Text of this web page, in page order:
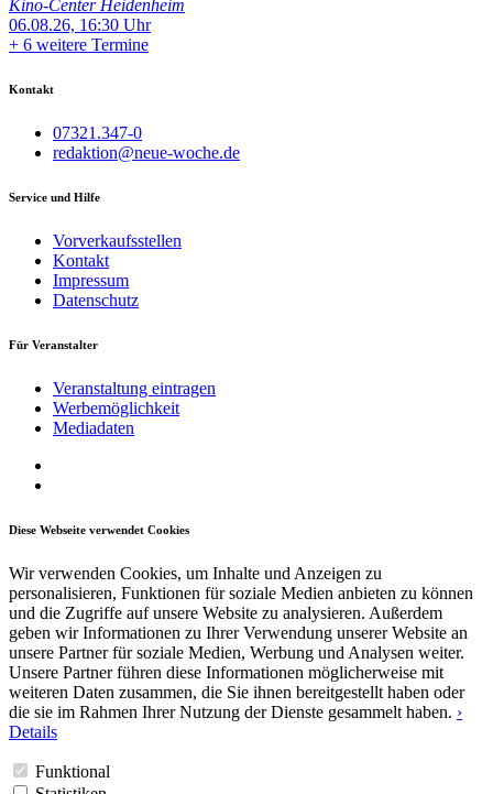
Kino-Center Heidenheim
06.08.26, 16:30 Uhr
+ 6 weitere Termine
Kontakt
07321.347-0
redaktion@neue-woche.de
Service und Hilfe
Vorverkaufsstellen
Kontakt
Impressum
Datenschutz
Für Veranstalter
Veranstaltung eintragen
Werbemöglichkeit
Mediadaten
Diese Webseite verwendet Cookies
Wir verwenden Cookies, um Inhalte und Anzeigen zu
personalisieren, Funktionen für soziale Medien anbieten zu können
und die Zugriffe auf unsere Website zu analysieren. Außerdem
geben wir Informationen zu Ihrer Verwendung unserer Website an
unsere Partner für soziale Medien, Werbung und Analysen weiter.
Unsere Partner führen diese Informationen möglicherweise mit
weiteren Daten zusammen, die Sie ihnen bereitgestellt haben oder
die sie im Rahmen Ihrer Nutzung der Dienste gesammelt haben. ›
Details
Funktional